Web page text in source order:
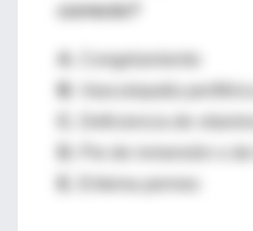
correcto?
Congelamiento
Vasculopatía